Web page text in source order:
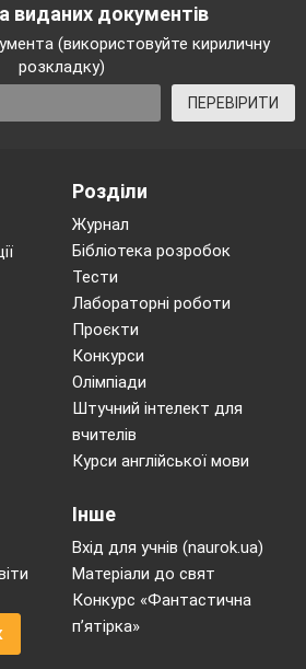
виданих документів
(використовуйте кириличну
розкладку)
ПЕРЕВІРИТИ
Розділи
Журнал
Бібліотека розробок
Тести
Лабораторні роботи
Проєкти
Конкурси
Олімпіади
Штучний інтелект для
вчителів
Курси англійської мови
Інше
Вхід для учнів (naurok.ua)
Матеріали до свят
Конкурс «Фантастична
п’ятірка»